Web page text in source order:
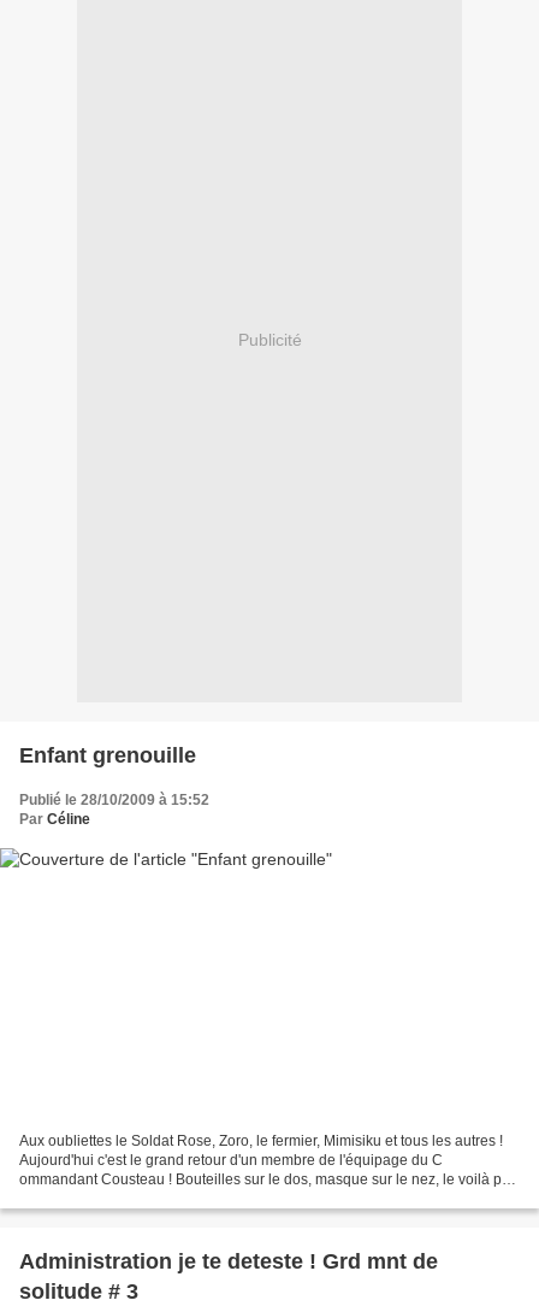
Publicité
Enfant grenouille
Publié le 28/10/2009 à 15:52
Par Céline
Aux oubliettes le Soldat Rose, Zoro, le fermier, Mimisiku et tous les autres !
Aujourd'hui c'est le grand retour d'un membre de l'équipage du C
ommandant Cousteau ! Bouteilles sur le dos, masque sur le nez, le voilà prêt
Administration je te deteste ! Grd mnt de
solitude # 3